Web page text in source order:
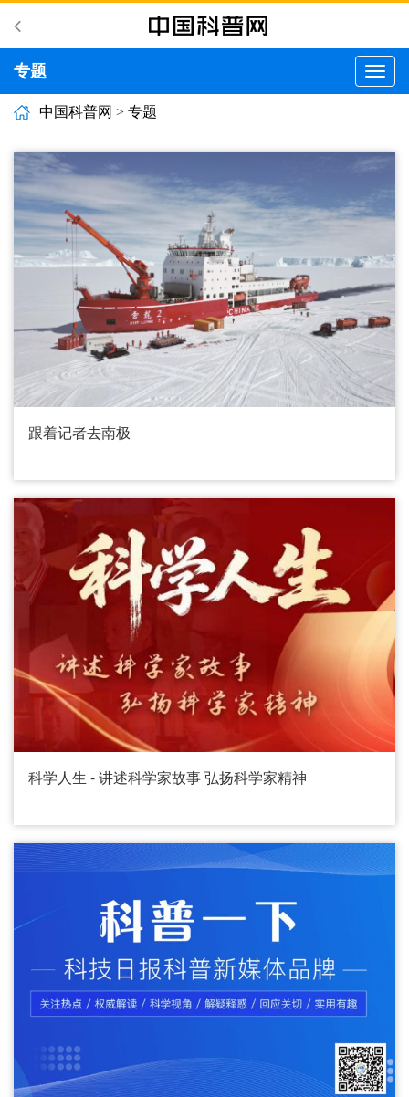
专题
切
换
中国科普网 > 专题
跟着记者去南极
科学人生 - 讲述科学家故事 弘扬科学家精神